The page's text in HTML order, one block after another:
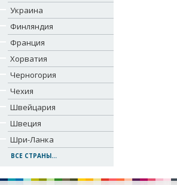
Украина
Финляндия
Франция
Хорватия
Черногория
Чехия
Швейцария
Швеция
Шри-Ланка
ВСЕ СТРАНЫ...